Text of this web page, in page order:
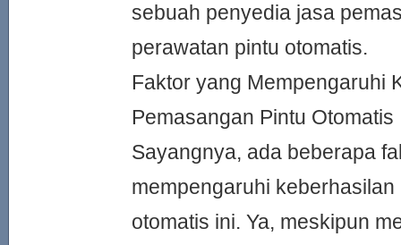
sebuah penyedia jasa
perawatan pintu otomatis.
Faktor yang Mempengaruhi
Pemasangan Pintu Otomatis
Sayangnya, ada beberapa
mempengaruhi
otomatis ini. Ya, meskipun